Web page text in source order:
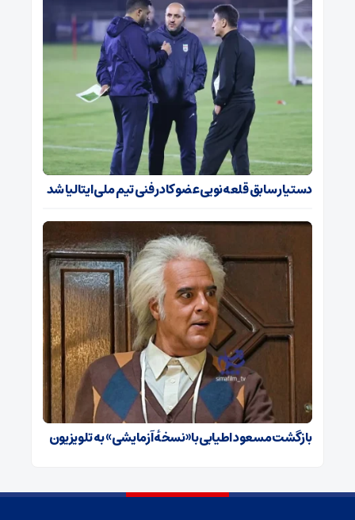
دستیار سابق قلعه‌نویی عضو کادر فنی تیم ملی ایتالیا شد
بازگشت مسعود اطیابی با «نسخهٔ آزمایشی» به تلویزیون